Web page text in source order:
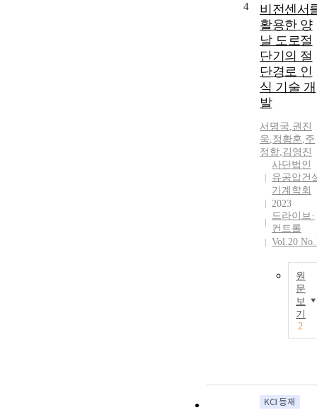
4
비전센서
활용한 양
날 도로절
단기의 절
단경로 인
식 기술 개
발
서명국,권진
욱,정황훈,주
정함,김영진
사단법인
유공압건
기계학회
2023
드라이브·
컨트롤
Vol.20
원
문
보
기
2